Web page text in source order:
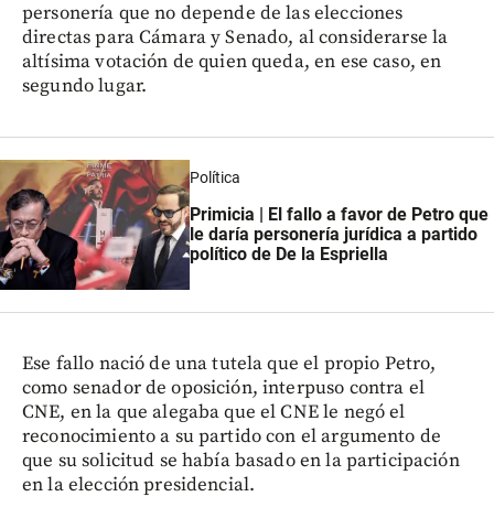
personería que no depende de las elecciones
directas para Cámara y Senado, al considerarse la
altísima votación de quien queda, en ese caso, en
segundo lugar.
Política
Primicia | El fallo a favor de Petro que
le daría personería jurídica a partido
político de De la Espriella
Ese fallo nació de una tutela que el propio Petro,
como senador de oposición, interpuso contra el
CNE, en la que alegaba que el CNE le negó el
reconocimiento a su partido con el argumento de
que su solicitud se había basado en la participación
en la elección presidencial.